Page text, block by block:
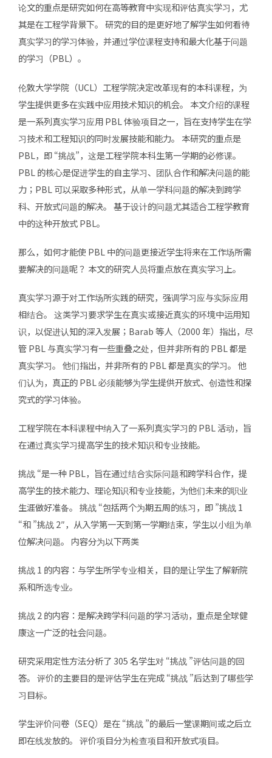
论文的重点是研究如何在高等教育中实现和评估真实学习，尤
其是在工程学背景下。 研究的目的是更好地了解学生如何看待
真实学习的学习体验，并通过学位课程支持和最大化基于问题
的学习（PBL）。
伦敦大学学院（UCL）工程学院决定改革现有的本科课程，为
学生提供更多在实践中应用技术知识的机会。 本文介绍的课程
是一系列真实学习应用 PBL 体验项目之一，旨在支持学生在学
习技术和工程知识的同时发展技能和能力。 本研究的重点是
PBL，即 “挑战”，这是工程学院本科生第一学期的必修课。
PBL 的核心是促进学生的自主学习、团队合作和解决问题的能
力；PBL 可以采取多种形式，从单一学科问题的解决到跨学
科、开放式问题的解决。 基于设计的问题尤其适合工程学教育
中的这种开放式 PBL。
那么，如何才能使 PBL 中的问题更接近学生将来在工作场所需
要解决的问题呢？ 本文的研究人员将重点放在真实学习上。
真实学习源于对工作场所实践的研究，强调学习应与实际应用
相结合。 这类学习要求学生在真实或接近真实的环境中运用知
识，以促进认知的深入发展；Barab 等人（2000 年）指出，尽
管 PBL 与真实学习有一些重叠之处，但并非所有的 PBL 都是
真实学习。 他们指出，并非所有的 PBL 都是真实的学习。 他
们认为，真正的 PBL 必须能够为学生提供开放式、创造性和探
究式的学习体验。
工程学院在本科课程中纳入了一系列真实学习的 PBL 活动，旨
在通过真实学习提高学生的技术知识和专业技能。
挑战 “是一种 PBL，旨在通过结合实际问题和跨学科合作，提
高学生的技术能力、理论知识和专业技能，为他们未来的职业
生涯做好准备。 挑战 “包括两个为期五周的练习，即 ”挑战 1
“和 ”挑战 2″，从入学第一天到第一学期结束，学生以小组为单
位解决问题。 内容分为以下两类
挑战 1 的内容：与学生所学专业相关，目的是让学生了解新院
系和所选专业。
挑战 2 的内容：是解决跨学科问题的学习活动，重点是全球健
康这一广泛的社会问题。
研究采用定性方法分析了 305 名学生对 “挑战 ”评估问题的回
答。 评价的主要目的是评估学生在完成 “挑战 ”后达到了哪些学
习目标。
学生评价问卷（SEQ）是在 “挑战 ”的最后一堂课期间或之后立
即在线发放的。 评价项目分为检查项目和开放式项目。